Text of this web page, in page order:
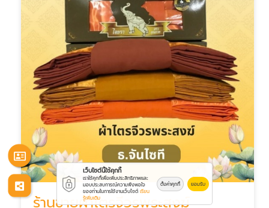
ร้านขายผ้าไตรจีวรพระสงฆ์
เว็บไซต์นี้ใช้คุกกี้
เราใช้คุกกี้เพื่อเพิ่มประสิทธิภาพและ
มอบประสบการณ์ความพึงพอใจ
ของท่านในการใช้งานเว็บไซต์ เรียน
รู้เพิ่มเติม
ตั้งค่าคุกกี้ ยอมรับ